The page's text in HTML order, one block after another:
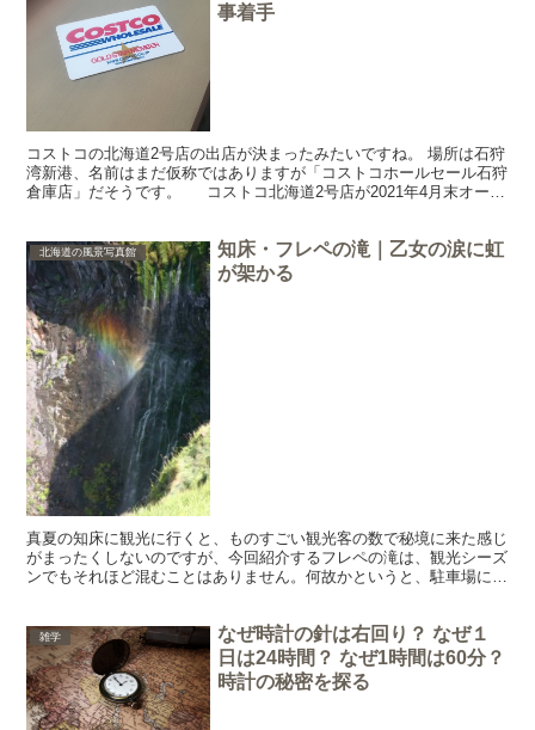
事着手
コストコの北海道2号店の出店が決まったみたいですね。 場所は石狩
湾新港、名前はまだ仮称ではありますが「コストコホールセール石狩
倉庫店」だそうです。 コストコ北海道2号店が2021年4月末オープ
北海道の風景写真館
知床・フレペの滝｜乙女の涙に虹
が架かる
真夏の知床に観光に行くと、ものすごい観光客の数で秘境に来た感じ
がまったくしないのですが、今回紹介するフレペの滝は、観光シーズ
ンでもそれほど混むことはありません。何故かというと、駐車場にク
雑学
なぜ時計の針は右回り？ なぜ１
日は24時間？ なぜ1時間は60分？
時計の秘密を探る